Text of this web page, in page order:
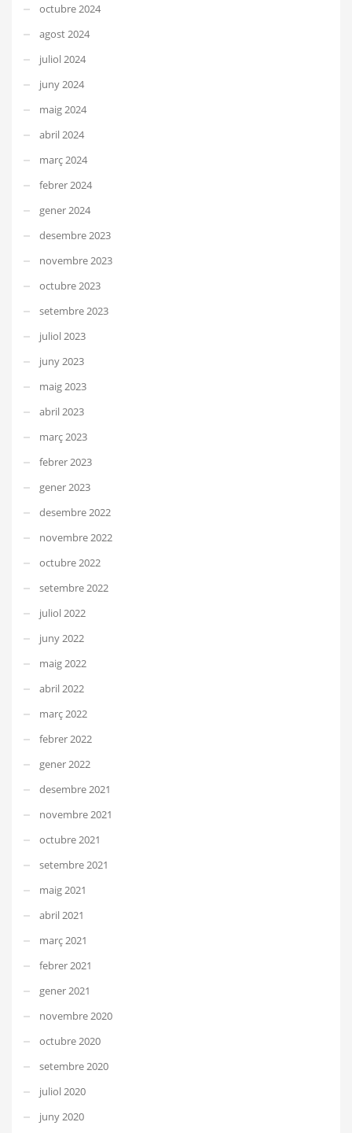
octubre 2024
agost 2024
juliol 2024
juny 2024
maig 2024
abril 2024
març 2024
febrer 2024
gener 2024
desembre 2023
novembre 2023
octubre 2023
setembre 2023
juliol 2023
juny 2023
maig 2023
abril 2023
març 2023
febrer 2023
gener 2023
desembre 2022
novembre 2022
octubre 2022
setembre 2022
juliol 2022
juny 2022
maig 2022
abril 2022
març 2022
febrer 2022
gener 2022
desembre 2021
novembre 2021
octubre 2021
setembre 2021
maig 2021
abril 2021
març 2021
febrer 2021
gener 2021
novembre 2020
octubre 2020
setembre 2020
juliol 2020
juny 2020